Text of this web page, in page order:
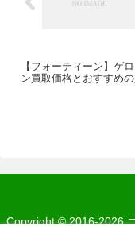
【フォーティーン】ゲ
ン買取価格とおすすめ
Copyright © 2016-2026